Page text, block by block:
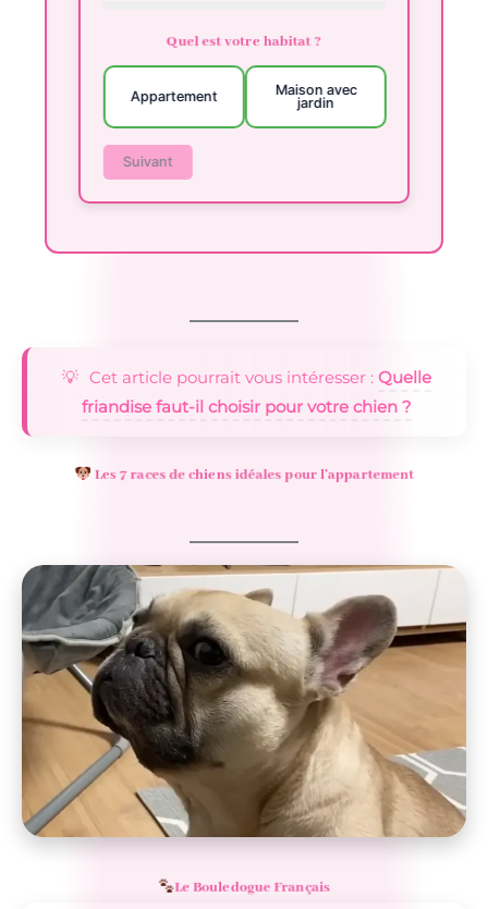
Quel est votre habitat ?
Appartement
Maison avec
jardin
Suivant
Cet article pourrait vous intéresser : Quelle
friandise faut-il choisir pour votre chien ?
Les 7 races de chiens idéales pour l’appartement
Le Bouledogue Français